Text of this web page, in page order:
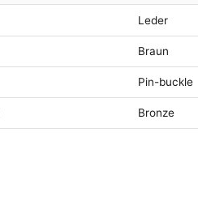
Leder
Braun
Pin-buckle
Bronze